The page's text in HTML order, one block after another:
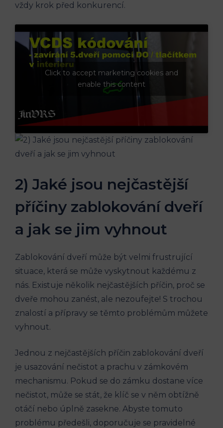
vždy krok před konkurencí.
Click to accept marketing cookies and
enable this content
2) Jaké jsou nejčastější
příčiny zablokování dveří
a jak se jim vyhnout
Zablokování dveří může být velmi frustrující
situace, která se může vyskytnout každému z
nás. Existuje několik nejčastějších příčin, proč se
dveře mohou zanést, ale nezoufejte! S trochou
znalostí a přípravy se těmto problémům můžete
vyhnout.
Jednou z nejčastějších příčin zablokování dveří
je usazování nečistot a prachu v zámkovém
mechanismu. Pokud se do zámku dostane více
nečistot, může se stát, že klíč se v něm obtížně
otáčí nebo úplně zasekne. Abyste tomuto
problému předešli, doporučuje se pravidelné